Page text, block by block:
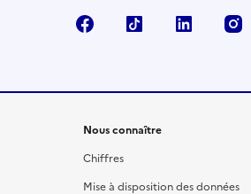
FacebookTikTok LinkedIn
Nous connaître
Chiffres
Mise à disposition des données